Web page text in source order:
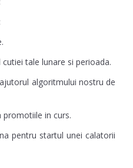
cutiei tale lunare si perioada.
algoritmului nostru de
promotiile in curs.
pentru startul unei calatorii